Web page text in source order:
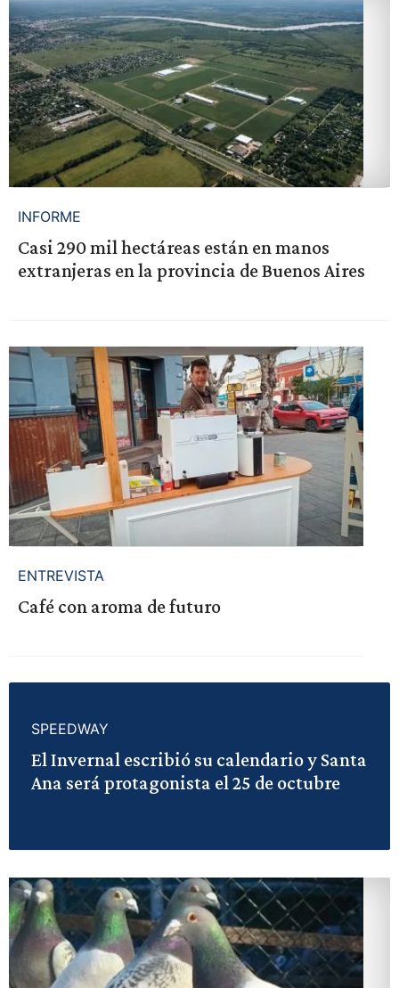
INFORME
Casi 290 mil hectáreas están en manos
extranjeras en la provincia de Buenos Aires
ENTREVISTA
Café con aroma de futuro
SPEEDWAY
El Invernal escribió su calendario y Santa
Ana será protagonista el 25 de octubre